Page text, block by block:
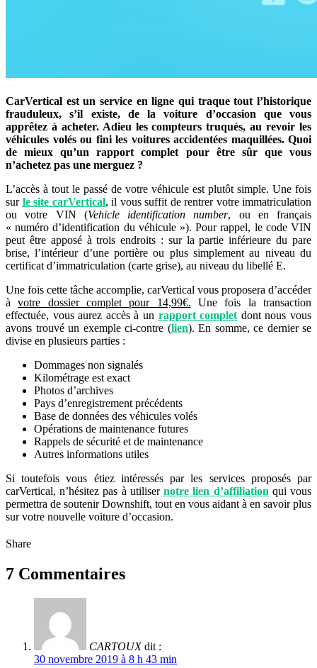
CarVertical est un service en ligne qui traque tout l’historique
frauduleux, s’il existe, de la voiture d’occasion que vous
apprêtez à acheter. Adieu les compteurs truqués, au revoir les
véhicules volés ou fini les voitures accidentées maquillées. Quoi
de mieux qu’un rapport complet pour être sûr que vous
n’achetez pas une merguez ?
L’accès à tout le passé de votre véhicule est plutôt simple. Une fois
sur le site carVertical, il vous suffit de rentrer votre immatriculation
ou votre VIN (Vehicle identification number, ou en français
« numéro d’identification du véhicule »). Pour rappel, le code VIN
peut être apposé à trois endroits : sur la partie inférieure du pare
brise, l’intérieur d’une portière ou plus simplement au niveau du
certificat d’immatriculation (carte grise), au niveau du libellé E.
Une fois cette tâche accomplie, carVertical vous proposera d’accéder
àvotre dossier complet pour 14,99€. Une fois la transaction
effectuée, vous aurez accès à un rapport complet dont nous vous
avons trouvé un exemple ci-contre (lien). En somme, ce dernier se
divise en plusieurs parties :
Dommages non signalés
Kilométrage est exact
Photos d’archives
Pays d’enregistrement précédents
Base de données des véhicules volés
Opérations de maintenance futures
Rappels de sécurité et de maintenance
Autres informations utiles
Si toutefois vous étiez intéressés par les services proposés par
carVertical, n’hésitez pas à utilisernotre lien d’affiliation qui vous
permettra de soutenir Downshift, tout en vous aidant à en savoir plus
sur votre nouvelle voiture d’occasion.
Share
7 Commentaires
CARTOUX dit :
30 novembre 2019 à 8 h 43 min